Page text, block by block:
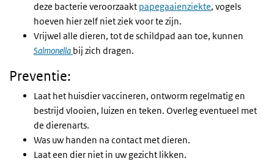
deze bacterie veroorzaakt papegaaienziekte, vogels
hoeven hier zelf niet ziek voor te zijn.
Vrijwel alle dieren, tot de schildpad aan toe, kunnen
Salmonella bij zich dragen.
Preventie:
Laat het huisdier vaccineren, ontworm regelmatig en
bestrijd vlooien, luizen en teken. Overleg eventueel met
de dierenarts.
Was uw handen na contact met dieren.
Laat een dier niet in uw gezicht likken.